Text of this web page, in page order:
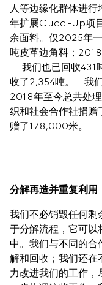
人等边缘化群体进
年扩展Gucci-Up项
余面料。仅2025年
吨皮革边角料；
我们也已回收
收了2,354吨。    我
2018年至今总共处
织和社会合作社捐
赠了178,000米。
分解再造并重复利用
我们不必销毁任何剩
于分解流程，它可以
中。我们与不同的合
解和回收；我们还在
力改进我们的工作